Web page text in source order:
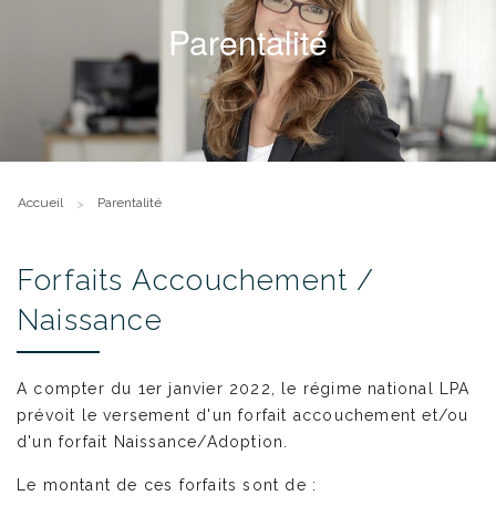
Parentalité
Mes formalités
Salariés
Actualités
Parentalité
Accueil Parentalité
Forfaits Accouchement /
Naissance
A compter du 1er janvier 2022, le régime national LPA
prévoit le versement d'un forfait accouchement et/ou
d'un forfait Naissance/Adoption.
Le montant de ces forfaits sont de :